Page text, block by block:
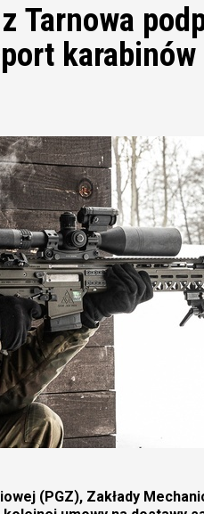
Tarnowa
karabinów
(PGZ), Zakłady